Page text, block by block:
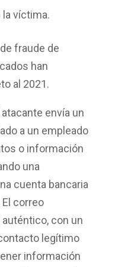
víctima.
fraude de
han
al 2021.
envía un
a un empleado
o información
una
cuenta bancaria
correo
con un
legítimo
información